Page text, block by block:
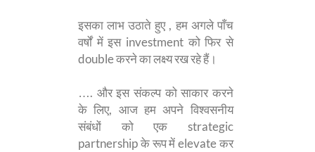
इसका लाभ उठाते हुए , हम अगले पाँच
वर्षों में इस investment को फिर से
double करने का लक्ष्य रख रहे हैं।
…. और इस संकल्प को साकार करने
के लिए, आज हम अपने विश्वसनीय
संबंधों को एक strategic
partnership के रूप में elevate कर